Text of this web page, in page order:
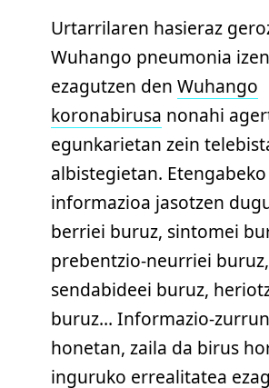
Urtarrilaren hasieraz
Wuhango pneumonia
ezagutzen den Wuhango
koronabirusa nonahi
egunkarietan zein
albistegietan. Etengabeko
informazioa jasotzen
berriei buruz, sintomei
prebentzio-neurriei
sendabideei buruz,
buruz… Informazio-
honetan, zaila da birus
inguruko errealitatea